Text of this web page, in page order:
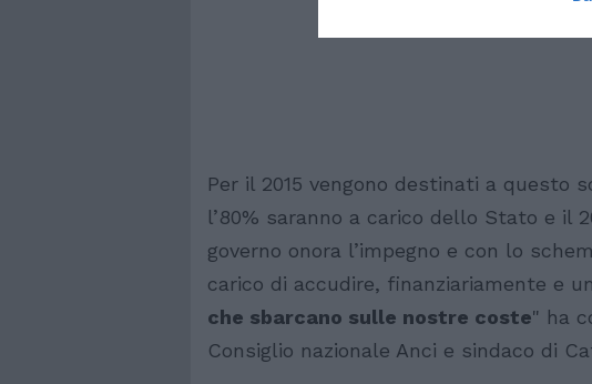
Per il 2015 vengono destinati a questo
l’80% saranno a carico dello Stato e il
governo onora l’impegno e con lo
carico di accudire, finanziariamente e
che sbarcano sulle nostre coste" ha
Consiglio nazionale Anci e sindaco di